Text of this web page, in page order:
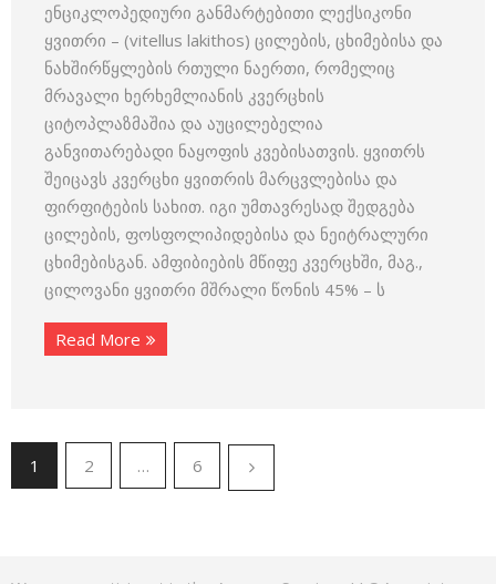
ენციკლოპედიური განმარტებითი ლექსიკონი
ყვითრი – (vitellus lakithos) ცილების, ცხიმებისა და
ნახშირწყლების რთული ნაერთი, რომელიც
მრავალი ხერხემლიანის კვერცხის
ციტოპლაზმაშია და აუცილებელია
განვითარებადი ნაყოფის კვებისათვის. ყვითრს
შეიცავს კვერცხი ყვითრის მარცვლებისა და
ფირფიტების სახით. იგი უმთავრესად შედგება
ცილების, ფოსფოლიპიდებისა და ნეიტრალური
ცხიმებისგან. ამფიბიების მწიფე კვერცხში, მაგ.,
ცილოვანი ყვითრი მშრალი წონის 45% – ს
Read More
1 2 … 6